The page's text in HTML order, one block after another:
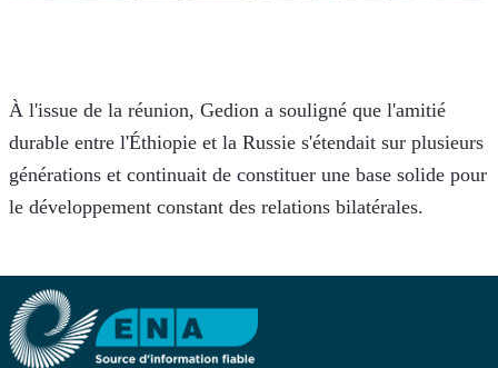
À l'issue de la réunion, Gedion a souligné que l'amitié
durable entre l'Éthiopie et la Russie s'étendait sur plusieurs
générations et continuait de constituer une base solide pour
le développement constant des relations bilatérales.